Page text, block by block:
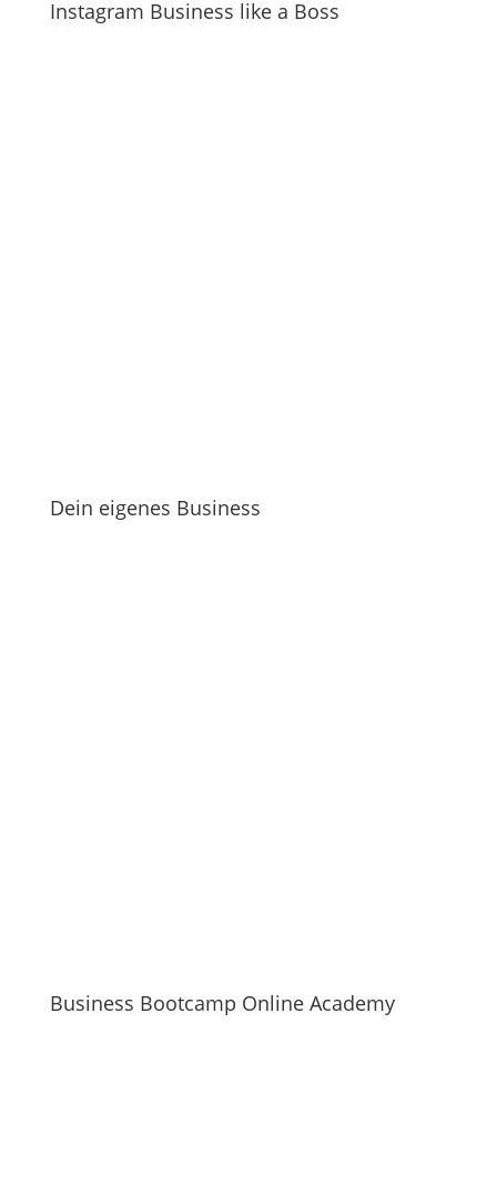
Instagram Business like a Boss
Dein eigenes Business
Business Bootcamp Online Academy